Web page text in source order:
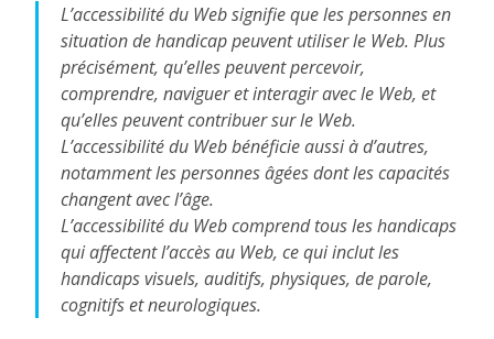
L’accessibilité du Web signifie que les personnes en
situation de handicap peuvent utiliser le Web. Plus
précisément, qu’elles peuvent percevoir,
comprendre, naviguer et interagir avec le Web, et
qu’elles peuvent contribuer sur le Web.
L’accessibilité du Web bénéficie aussi à d’autres,
notamment les personnes âgées dont les capacités
changent avec l’âge.
L’accessibilité du Web comprend tous les handicaps
qui affectent l’accès au Web, ce qui inclut les
handicaps visuels, auditifs, physiques, de parole,
cognitifs et neurologiques.